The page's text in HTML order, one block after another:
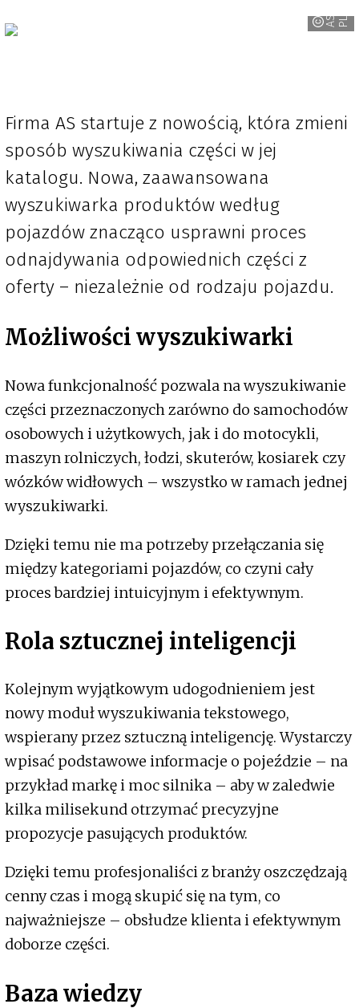
AS
-
PL
Firma AS startuje z nowością, która zmieni
sposób wyszukiwania części w jej
katalogu. Nowa, zaawansowana
wyszukiwarka produktów według
pojazdów znacząco usprawni proces
odnajdywania odpowiednich części z
oferty – niezależnie od rodzaju pojazdu.
Możliwości wyszukiwarki
Nowa funkcjonalność pozwala na wyszukiwanie
części przeznaczonych zarówno do samochodów
osobowych i użytkowych, jak i do motocykli,
maszyn rolniczych, łodzi, skuterów, kosiarek czy
wózków widłowych – wszystko w ramach jednej
wyszukiwarki.
Dzięki temu nie ma potrzeby przełączania się
między kategoriami pojazdów, co czyni cały
proces bardziej intuicyjnym i efektywnym.
Rola sztucznej inteligencji
Kolejnym wyjątkowym udogodnieniem jest
nowy moduł wyszukiwania tekstowego,
wspierany przez sztuczną inteligencję. Wystarczy
wpisać podstawowe informacje o pojeździe – na
przykład markę i moc silnika – aby w zaledwie
kilka milisekund otrzymać precyzyjne
propozycje pasujących produktów.
Dzięki temu profesjonaliści z branży oszczędzają
cenny czas i mogą skupić się na tym, co
najważniejsze – obsłudze klienta i efektywnym
doborze części.
Baza wiedzy